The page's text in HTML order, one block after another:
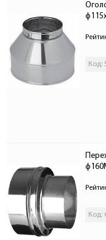
Код:
Код: